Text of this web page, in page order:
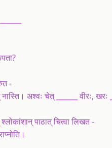
-
अश्वः चेत् ______ वीरः, खरः
पाठात् चित्वा लिखत -